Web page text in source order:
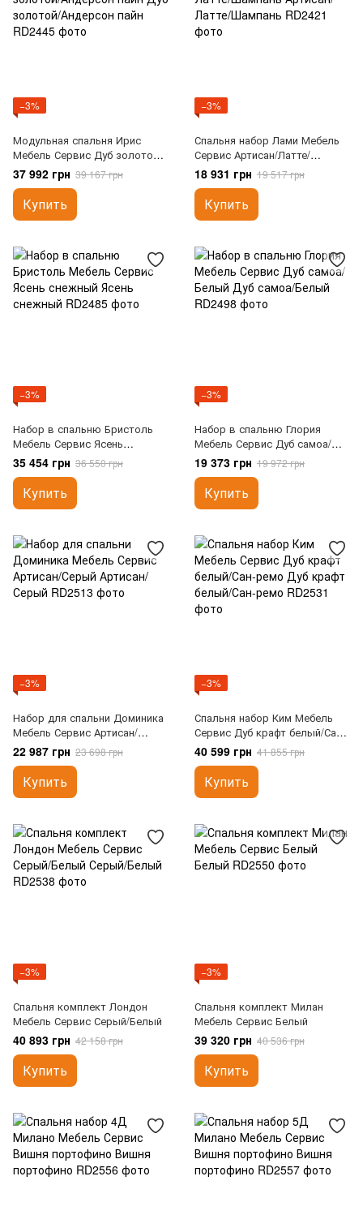
−3%
Модульная спальня Ирис
Мебель Сервис Дуб золотой/
Андерсон пайн
37 992 грн 39 167 грн
Купить
−3%
Спальня набор Лами Мебель
Сервис Артисан/Латте/
Шампань
18 931 грн 19 517 грн
Купить
−3%
Набор в спальню Бристоль
Мебель Сервис Ясень
снежный
35 454 грн 36 550 грн
Купить
−3%
Набор в спальню Глория
Мебель Сервис Дуб самоа/
Белый
19 373 грн 19 972 грн
Купить
−3%
Набор для спальни Доминика
Мебель Сервис Артисан/
Серый
22 987 грн 23 698 грн
Купить
−3%
Спальня набор Ким Мебель
Сервис Дуб крафт белый/Сан-
ремо
40 599 грн 41 855 грн
Купить
−3%
Спальня комплект Лондон
Мебель Сервис Серый/Белый
40 893 грн 42 158 грн
Купить
−3%
Спальня комплект Милан
Мебель Сервис Белый
39 320 грн 40 536 грн
Купить